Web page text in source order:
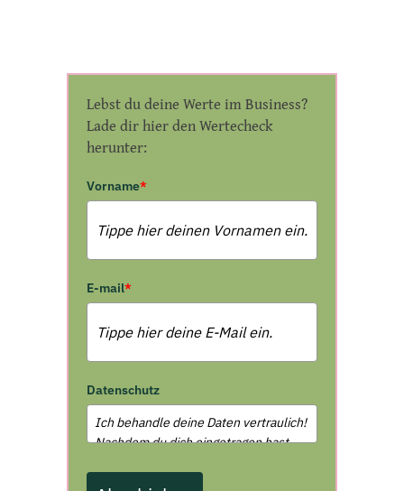
Lebst du deine Werte im Business?
Lade dir hier den Wertecheck
herunter:
Vorname*
E-mail*
Datenschutz